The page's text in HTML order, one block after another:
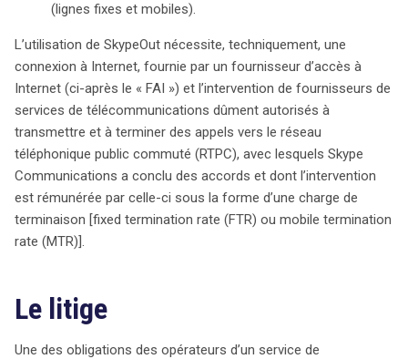
(lignes fixes et mobiles).
L’utilisation de SkypeOut nécessite, techniquement, une
connexion à Internet, fournie par un fournisseur d’accès à
Internet (ci-après le « FAI ») et l’intervention de fournisseurs de
services de télécommunications dûment autorisés à
transmettre et à terminer des appels vers le réseau
téléphonique public commuté (RTPC), avec lesquels Skype
Communications a conclu des accords et dont l’intervention
est rémunérée par celle-ci sous la forme d’une charge de
terminaison [fixed termination rate (FTR) ou mobile termination
rate (MTR)].
Le litige
Une des obligations des opérateurs d’un service de